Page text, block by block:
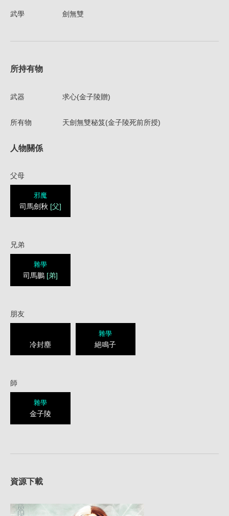
武學 劍無雙
所持有物
武器 求心(金子陵贈)
所有物 天劍無雙秘笈(金子陵死前所授)
人物關係
父母
邪魔
司馬劍秋 [父]
兄弟
雜學
司馬鵬 [弟]
朋友
冷封塵
雜學
絕鳴子
師
雜學
金子陵
資源下載